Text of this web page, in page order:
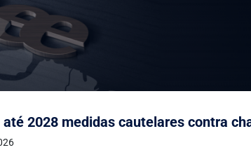
2028 medidas cautelares contra